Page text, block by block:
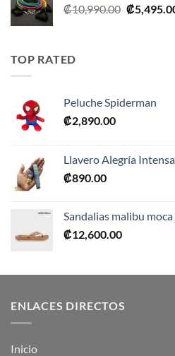
₡10,990.00 El
₡
TOP RATED
Peluche Spiderman
₡2,890.00
Llavero Alegría
₡890.00
Sandalias malibu
₡12,600.00
ENLACES DIRECTOS
Inicio